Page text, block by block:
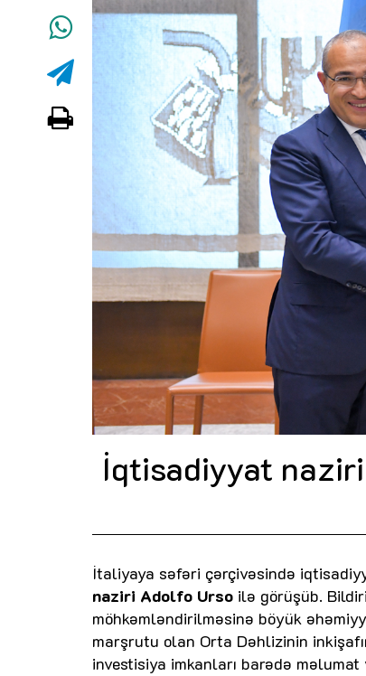
İqtisadiyyat
İtaliyaya səfəri çərçivəsində
naziri Adolfo Urso ilə görüşüb.
möhkəmləndirilməsinə böyük
marşrutu olan Orta Dəhlizinin
investisiya imkanları barədə məlumat